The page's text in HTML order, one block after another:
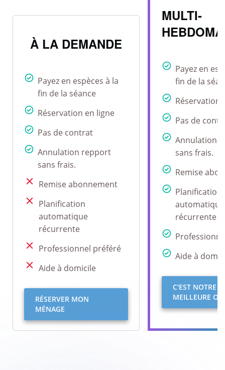
MULTI-
Payez en
fin de la
Réservation
Pas de
Annulation
sans frais.
Remise
Planification
automatique
récurrente
Aide à
C'EST NOTRE
MEILLEURE
À LA DEMANDE
Payez en espèces à la
fin de la séance
Réservation en ligne
Pas de contrat
Annulation repport
sans frais.
Remise abonnement
Planification
automatique
récurrente
Professionnel préféré
Aide à domicile
RÉSERVER MON
MÉNAGE